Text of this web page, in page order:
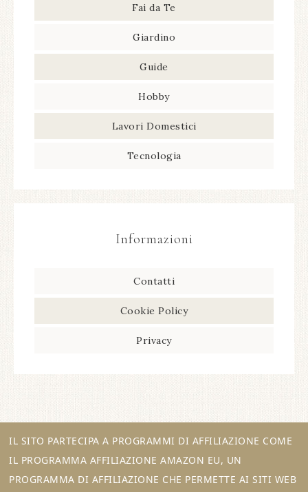
Fai da Te
Giardino
Guide
Hobby
Lavori Domestici
Tecnologia
Informazioni
Contatti
Cookie Policy
Privacy
IL SITO PARTECIPA A PROGRAMMI DI AFFILIAZIONE COME
IL PROGRAMMA AFFILIAZIONE AMAZON EU, UN
PROGRAMMA DI AFFILIAZIONE CHE PERMETTE AI SITI WEB